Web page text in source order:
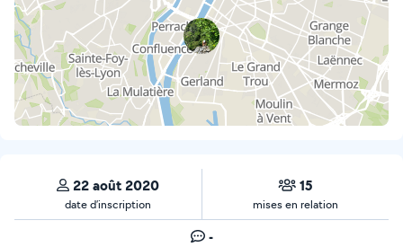
22 août 2020
date d’inscription
15
mises en relation
-